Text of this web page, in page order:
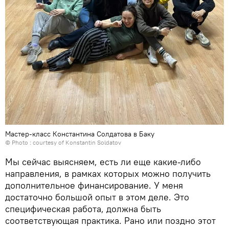
Мастер-класс Константина Солдатова в Баку
© Photo : courtesy of Konstantin Soldatov
Мы сейчас выясняем, есть ли еще какие-либо
направления, в рамках которых можно получить
дополнительное финансирование. У меня
достаточно большой опыт в этом деле. Это
специфическая работа, должна быть
соответствующая практика. Рано или поздно этот